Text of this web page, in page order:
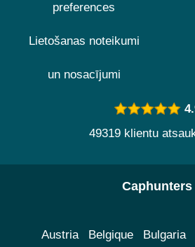
preferences
Lietošanas noteikumi
un nosacījumi
49319 klientu
Caphunters
Austria Belgique Bulgaria